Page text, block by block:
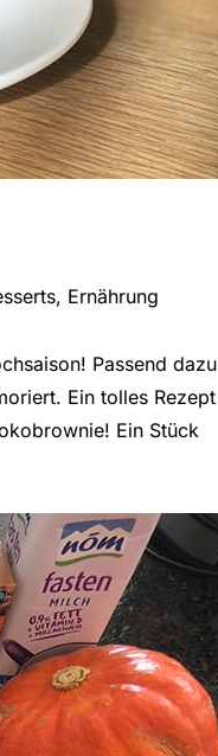
, Ernährung
Passend dazu
Ein tolles Rezept
Ein Stück